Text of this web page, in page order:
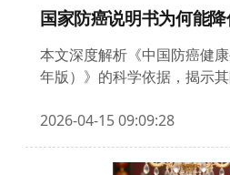
预
约
智
能
健
国家防癌说明书为何能
本文深度解析《中国防癌健
年版）》的科学依据，揭示
究，剖析六大防癌措施的循证
实施方案。针对常见疑问给
助读者建立科学防癌体系。
2026-04-15 09:09:28